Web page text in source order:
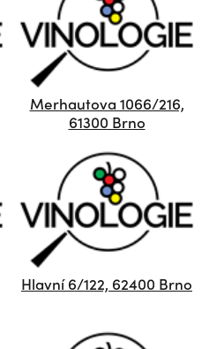
Merhautova 1066/216,
61300 Brno
Hlavní 6/122, 62400 Brno